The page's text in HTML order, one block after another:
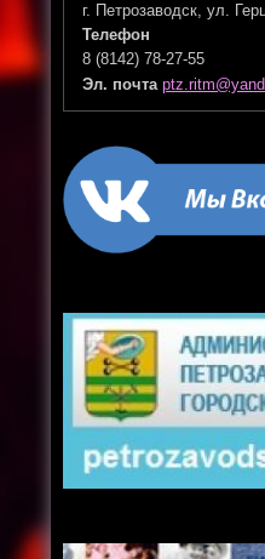
г. Петрозаводск, ул.
Телефон
8 (8142) 78-27-55
Эл. почта